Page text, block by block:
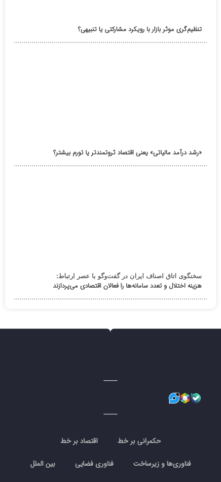
تنظیم‌گری موثر بازار با رویکرد مشارکتی یا تنبیهی؟
«رشد درآمد مالیاتی» یعنی اقتصاد ثروتمندتر یا تورم بیشتر؟
سخنگوی اتاق اصناف ایران در گفت‌وگو با عصر ارتباط:
هزینه اختلال و تعدد سامانه‌ها را فعالان اقتصادی می‌پردازند
حکمرانی بر خط اقتصاد بر خط
فناوری‌ها و زیرساخت فناوری فضایی بین الملل